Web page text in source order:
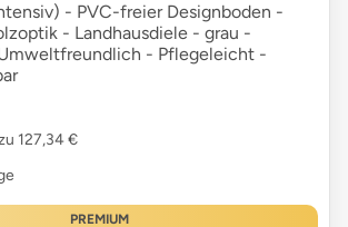
- PVC-freier Designboden -
- Landhausdiele - grau -
- Pflegeleicht -
127,34 €
PREMIUM